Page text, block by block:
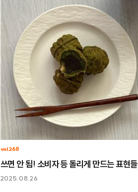
vol.268
쓰면 안 됨! 소비자 등 돌리게 만드는 표현들
2025.08.26